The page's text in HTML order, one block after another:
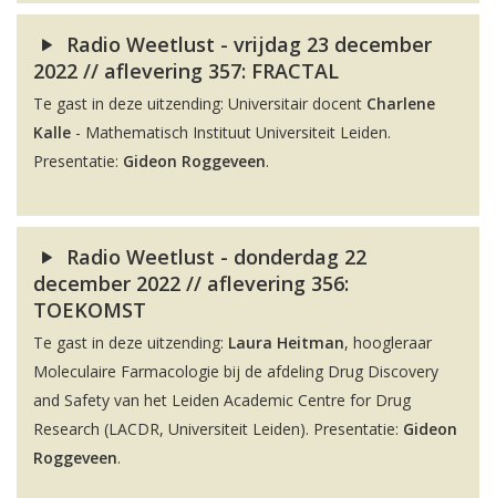
Radio Weetlust - vrijdag 23 december
2022 // aflevering 357: FRACTAL
Te gast in deze uitzending: Universitair docent Charlene
Kalle - Mathematisch Instituut Universiteit Leiden.
Presentatie: Gideon Roggeveen.
Radio Weetlust - donderdag 22
december 2022 // aflevering 356:
TOEKOMST
Te gast in deze uitzending: Laura Heitman, hoogleraar
Moleculaire Farmacologie bij de afdeling Drug Discovery
and Safety van het Leiden Academic Centre for Drug
Research (LACDR, Universiteit Leiden). Presentatie: Gideon
Roggeveen.